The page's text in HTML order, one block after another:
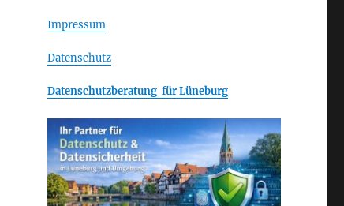
Impressum
Datenschutz
Datenschutzberatung für Lüneburg